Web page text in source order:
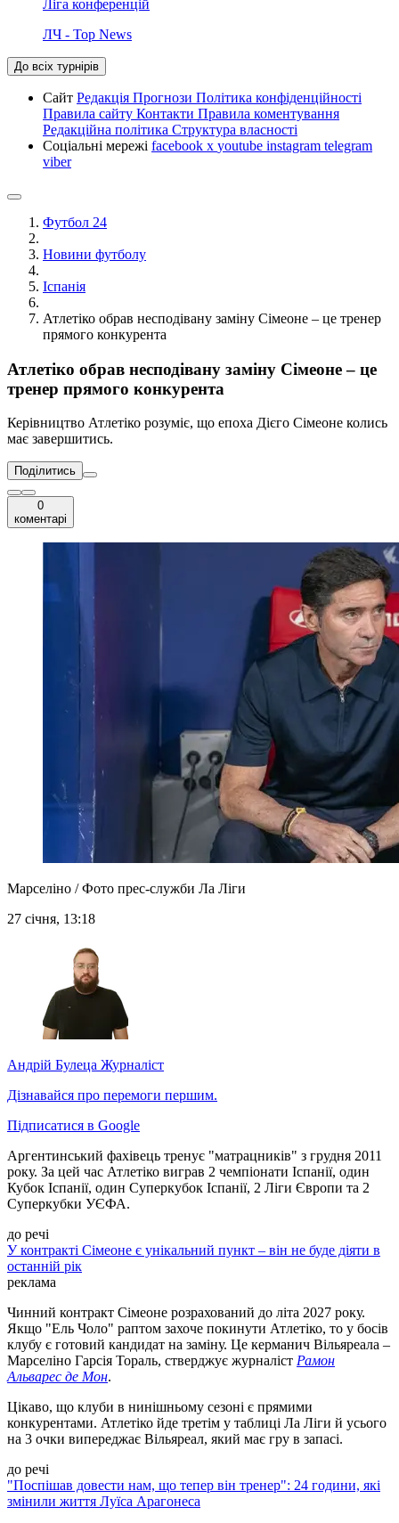
Ліга конференцій
ЛЧ - Top News
До всіх турнірів
Сайт Редакція Прогнози Політика конфіденційності
Правила сайту Контакти Правила коментування
Редакційна політика Структура власності
Соціальні мережі facebook x youtube instagram telegram
viber
Футбол 24
Новини футболу
Іспанія
Атлетіко обрав несподівану заміну Сімеоне – це тренер
прямого конкурента
Атлетіко обрав несподівану заміну Сімеоне – це
тренер прямого конкурента
Керівництво Атлетіко розуміє, що епоха Дієго Сімеоне колись
має завершитись.
Поділитись
0
коментарі
Марселіно / Фото прес-служби Ла Ліги
27 січня, 13:18
Андрій Булеца Журналіст
Дізнавайся про перемоги першим.
Підписатися в Google
Аргентинський фахівець тренує "матрацників" з грудня 2011
року. За цей час Атлетіко виграв 2 чемпіонати Іспанії, один
Кубок Іспанії, один Суперкубок Іспанії, 2 Ліги Європи та 2
Суперкубки УЄФА.
до речі
У контракті Сімеоне є унікальний пункт – він не буде діяти в
останній рік
реклама
Чинний контракт Сімеоне розрахований до літа 2027 року.
Якщо "Ель Чоло" раптом захоче покинути Атлетіко, то у босів
клубу є готовий кандидат на заміну. Це керманич Вільяреала –
Марселіно Гарсія Тораль, стверджує журналіст Рамон
Альварес де Мон.
Цікаво, що клуби в нинішньому сезоні є прямими
конкурентами. Атлетіко йде третім у таблиці Ла Ліги й усього
на 3 очки випереджає Вільяреал, який має гру в запасі.
до речі
"Поспішав довести нам, що тепер він тренер": 24 години, які
змінили життя Луїса Арагонеса